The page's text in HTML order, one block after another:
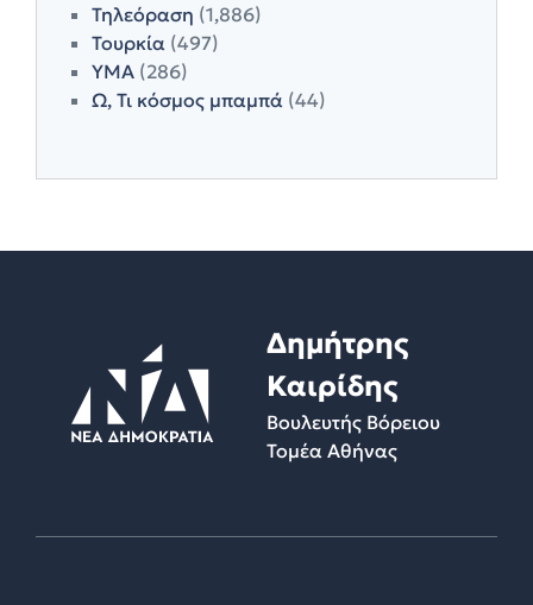
Τηλεόραση (1,886)
Τουρκία (497)
ΥΜΑ (286)
Ω, Τι κόσμος μπαμπά (44)
Δημήτρης
Καιρίδης
Βουλευτής Βόρειου
Τομέα Αθήνας